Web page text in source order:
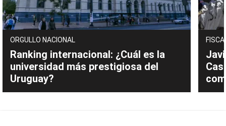
ORGULLO NACIONAL
Ranking internacional: ¿Cuál es la
universidad más prestigiosa del
Uruguay?